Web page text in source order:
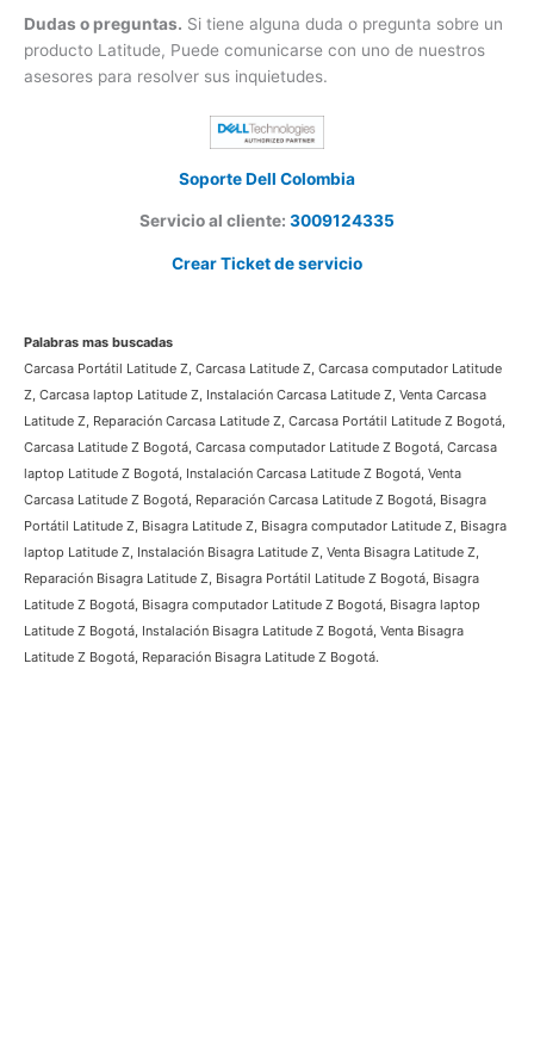
Envió o instalación.Algunos de nuestros productos Latitude
Cuentan con envió o instalación gratis. Para saber si la
carcasa o bisagra Latitude Z que solicita cuenta con este
servicio, Contacte a un asesor.
un producto Latitude, Puede comunicarse con uno de
nuestros asesores para resolver sus inquietudes.
Servicio al cliente: 3009124335
Crear Ticket de servicio
Palabras mas buscadas
Carcasa Portátil Latitude Z, Carcasa Latitude Z, Carcasa computador
Latitude Z, Carcasa laptop Latitude Z, Instalación Carcasa Latitude Z, Venta
Carcasa Latitude Z, Reparación Carcasa Latitude Z, Carcasa Portátil
Latitude Z Bogotá, Carcasa Latitude Z Bogotá, Carcasa computador
Latitude Z Bogotá, Carcasa laptop Latitude Z Bogotá, Instalación Carcasa
Latitude Z Bogotá, Venta Carcasa Latitude Z Bogotá, Reparación Carcasa
Latitude Z Bogotá, Bisagra Portátil Latitude Z, Bisagra Latitude Z, Bisagra